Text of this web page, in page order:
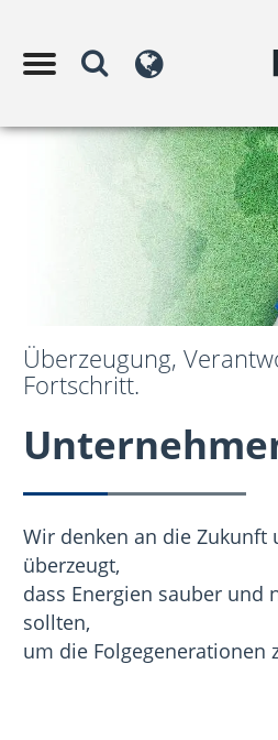
Überzeugung,
Fortschritt.
Wir denken an die Zukunft
überzeugt,
dass Energien sauber und
sollten,
um die Folgegenerationen